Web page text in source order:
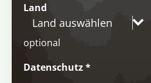
Land
Land auswählen
optional
Datenschutz*